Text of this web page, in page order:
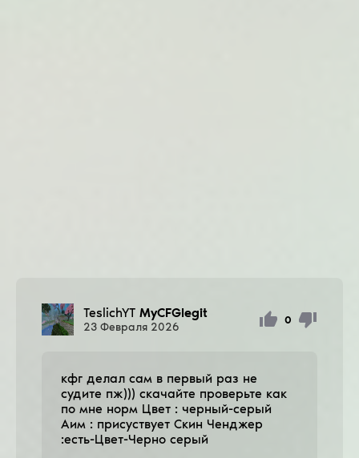
TeslichYT MyCFGlegit
23 Февраля 2026
0
кфг делал сам в первый раз не
судите пж))) скачайте проверьте как
по мне норм Цвет : черный-серый
Аим : присуствует Cкин Ченджер
:есть-Цвет-Черно серый